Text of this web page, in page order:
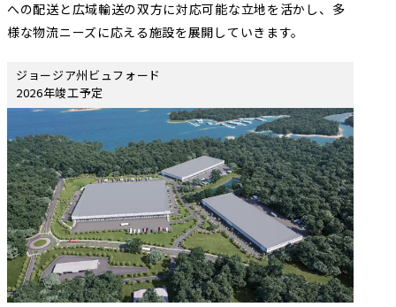
への配送と広域輸送の双方に対応可能な立地を活かし、多
様な物流ニーズに応える施設を展開していきます。
ジョージア州ビュフォード
2026年竣工予定